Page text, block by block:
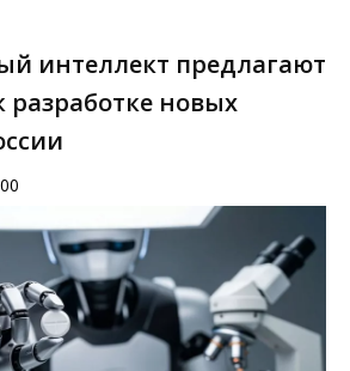
интеллект предлагают
разработке новых